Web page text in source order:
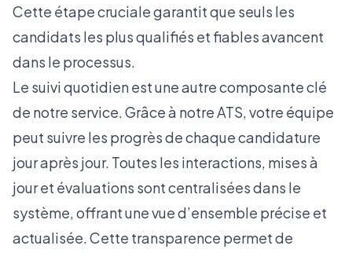
Cette étape cruciale garantit que seuls les
candidats les plus qualifiés et fiables avancent
dans le processus.
Le suivi quotidien est une autre composante clé
de notre service. Grâce à notre ATS, votre équipe
peut suivre les progrès de chaque candidature
jour après jour. Toutes les interactions, mises à
jour et évaluations sont centralisées dans le
système, offrant une vue d’ensemble précise et
actualisée. Cette transparence permet de